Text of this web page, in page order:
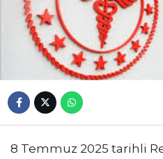
8 Temmuz 2025 tarihli